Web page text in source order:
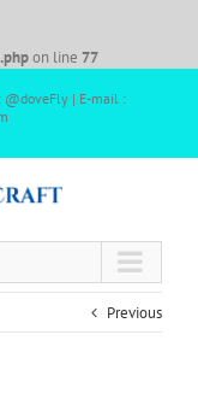
on line 77
@doveFly | E-mail :
Previous